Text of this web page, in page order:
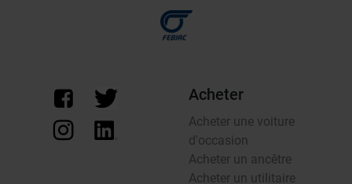
Acheter
Acheter une voiture
d'occasion
Acheter un ancêtre
Acheter un utilitaire